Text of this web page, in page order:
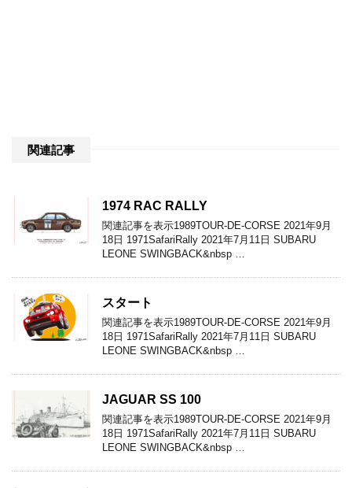
関連記事
1974 RAC RALLY
関連記事を表示1989TOUR-DE-CORSE 2021年9月
18日 1971SafariRally 2021年7月11日 SUBARU
LEONE SWINGBACK&nbsp …
スタート
関連記事を表示1989TOUR-DE-CORSE 2021年9月
18日 1971SafariRally 2021年7月11日 SUBARU
LEONE SWINGBACK&nbsp …
JAGUAR SS 100
関連記事を表示1989TOUR-DE-CORSE 2021年9月
18日 1971SafariRally 2021年7月11日 SUBARU
LEONE SWINGBACK&nbsp …